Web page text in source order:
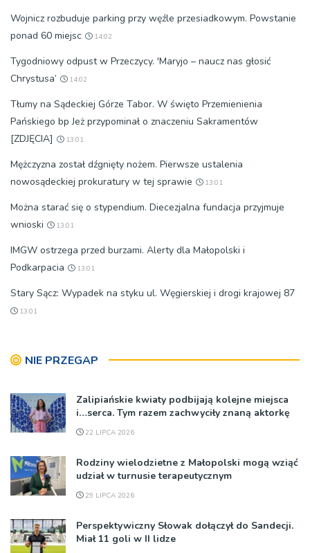
Wojnicz rozbuduje parking przy węźle przesiadkowym. Powstanie
ponad 60 miejsc
14:02
Tygodniowy odpust w Przeczycy. 'Maryjo – naucz nas głosić
Chrystusa’
14:02
Tłumy na Sądeckiej Górze Tabor. W święto Przemienienia
Pańskiego bp Jeż przypominał o znaczeniu Sakramentów
[ZDJĘCIA]
13:01
Mężczyzna został dźgnięty nożem. Pierwsze ustalenia
nowosądeckiej prokuratury w tej sprawie
13:01
Można starać się o stypendium. Diecezjalna fundacja przyjmuje
wnioski
13:01
IMGW ostrzega przed burzami. Alerty dla Małopolski i
Podkarpacia
13:01
Stary Sącz: Wypadek na styku ul. Węgierskiej i drogi krajowej 87
13:01
NIE PRZEGAP
Zalipiańskie kwiaty podbijają kolejne miejsca
i…serca. Tym razem zachwyciły znaną aktorkę
22 LIPCA 2026
Rodziny wielodzietne z Małopolski mogą wziąć
udział w turnusie terapeutycznym
29 LIPCA 2026
Perspektywiczny Słowak dołączył do Sandecji.
Miał 11 goli w II lidze